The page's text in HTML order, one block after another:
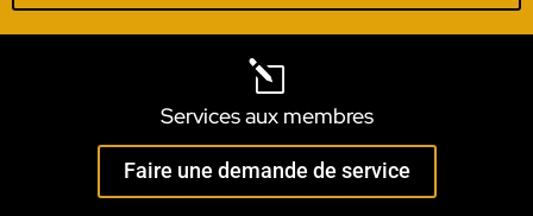
l
Services aux membres
Faire une demande de service